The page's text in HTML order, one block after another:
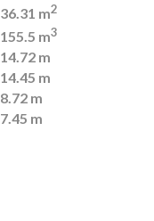
36.31 m2
155.5 m3
14.72 m
14.45 m
8.72 m
7.45 m